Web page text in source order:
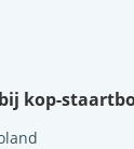
kop-